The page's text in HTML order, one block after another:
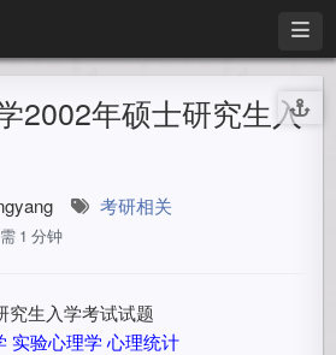
2002年硕士研究生入
考研相关
1 分钟
究生入学考试试题
实验心理学 心理统计